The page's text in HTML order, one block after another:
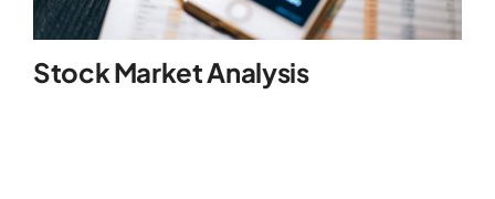
Stock Market Analysis